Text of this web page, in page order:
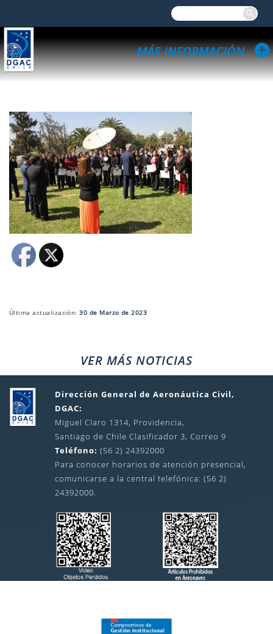
Última actualización:30 de Marzo de 2023
VER MÁS NOTICIAS
Dirección General de Aeronáutica Civil,
DGAC:
Miguel Claro 1314, Providencia,
Santiago de Chile Clasificador 3, Correo 9
Teléfono: (56 2) 24392000
Para conocer horarios de atención presencial,
comunicarse a la central telefónica: (56 2)
24392000.